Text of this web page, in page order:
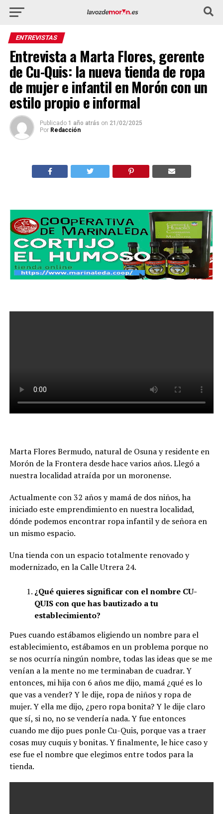
ENTREVISTAS
Entrevista a Marta Flores, gerente
de Cu-Quis: la nueva tienda de ropa
de mujer e infantil en Morón con un
estilo propio e informal
Publicado 1 año atrás on 21/02/2025
Por Redacción
Marta Flores Bermudo, natural de Osuna y residente en
Morón de la Frontera desde hace varios años. Llegó a
nuestra localidad atraída por un moronense.
Actualmente con 32 años y mamá de dos niños, ha
iniciado este emprendimiento en nuestra localidad,
dónde podemos encontrar ropa infantil y de señora en
un mismo espacio.
Una tienda con un espacio totalmente renovado y
modernizado, en la Calle Utrera 24.
¿Qué quieres significar con el nombre CU-
QUIS con que has bautizado a tu
establecimiento?
Pues cuando estábamos eligiendo un nombre para el
establecimiento, estábamos en un problema porque no
se nos ocurría ningún nombre, todas las ideas que se me
venían a la mente no me terminaban de cuadrar. Y
entonces, mi hija con 6 años me dijo, mamá ¿qué es lo
que vas a vender? Y le dije, ropa de niños y ropa de
mujer. Y ella me dijo, ¿pero ropa bonita? Y le dije claro
que sí, si no, no se vendería nada. Y fue entonces
cuando me dijo pues ponle Cu-Quis, porque vas a traer
cosas muy cuquis y bonitas. Y finalmente, le hice caso y
ese fue el nombre que elegimos entre todos para la
tienda.